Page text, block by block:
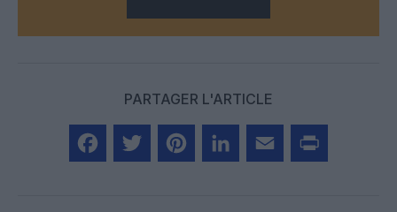
PARTAGER L'ARTICLE